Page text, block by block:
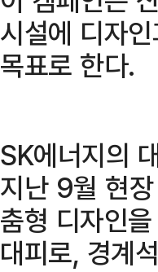
시설에 디자
목표로 한다.
SK에너지의
지난 9월 현
춤형 디자인
대피로, 경계